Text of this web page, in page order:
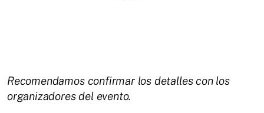
Recomendamos confirmar los detalles con los
organizadores del evento.